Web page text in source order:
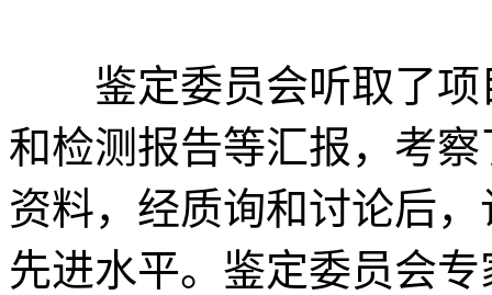
鉴定委员会听取了项
和检测报告等汇报，考
资料，经质询和讨论后
先进水平。鉴定委员会